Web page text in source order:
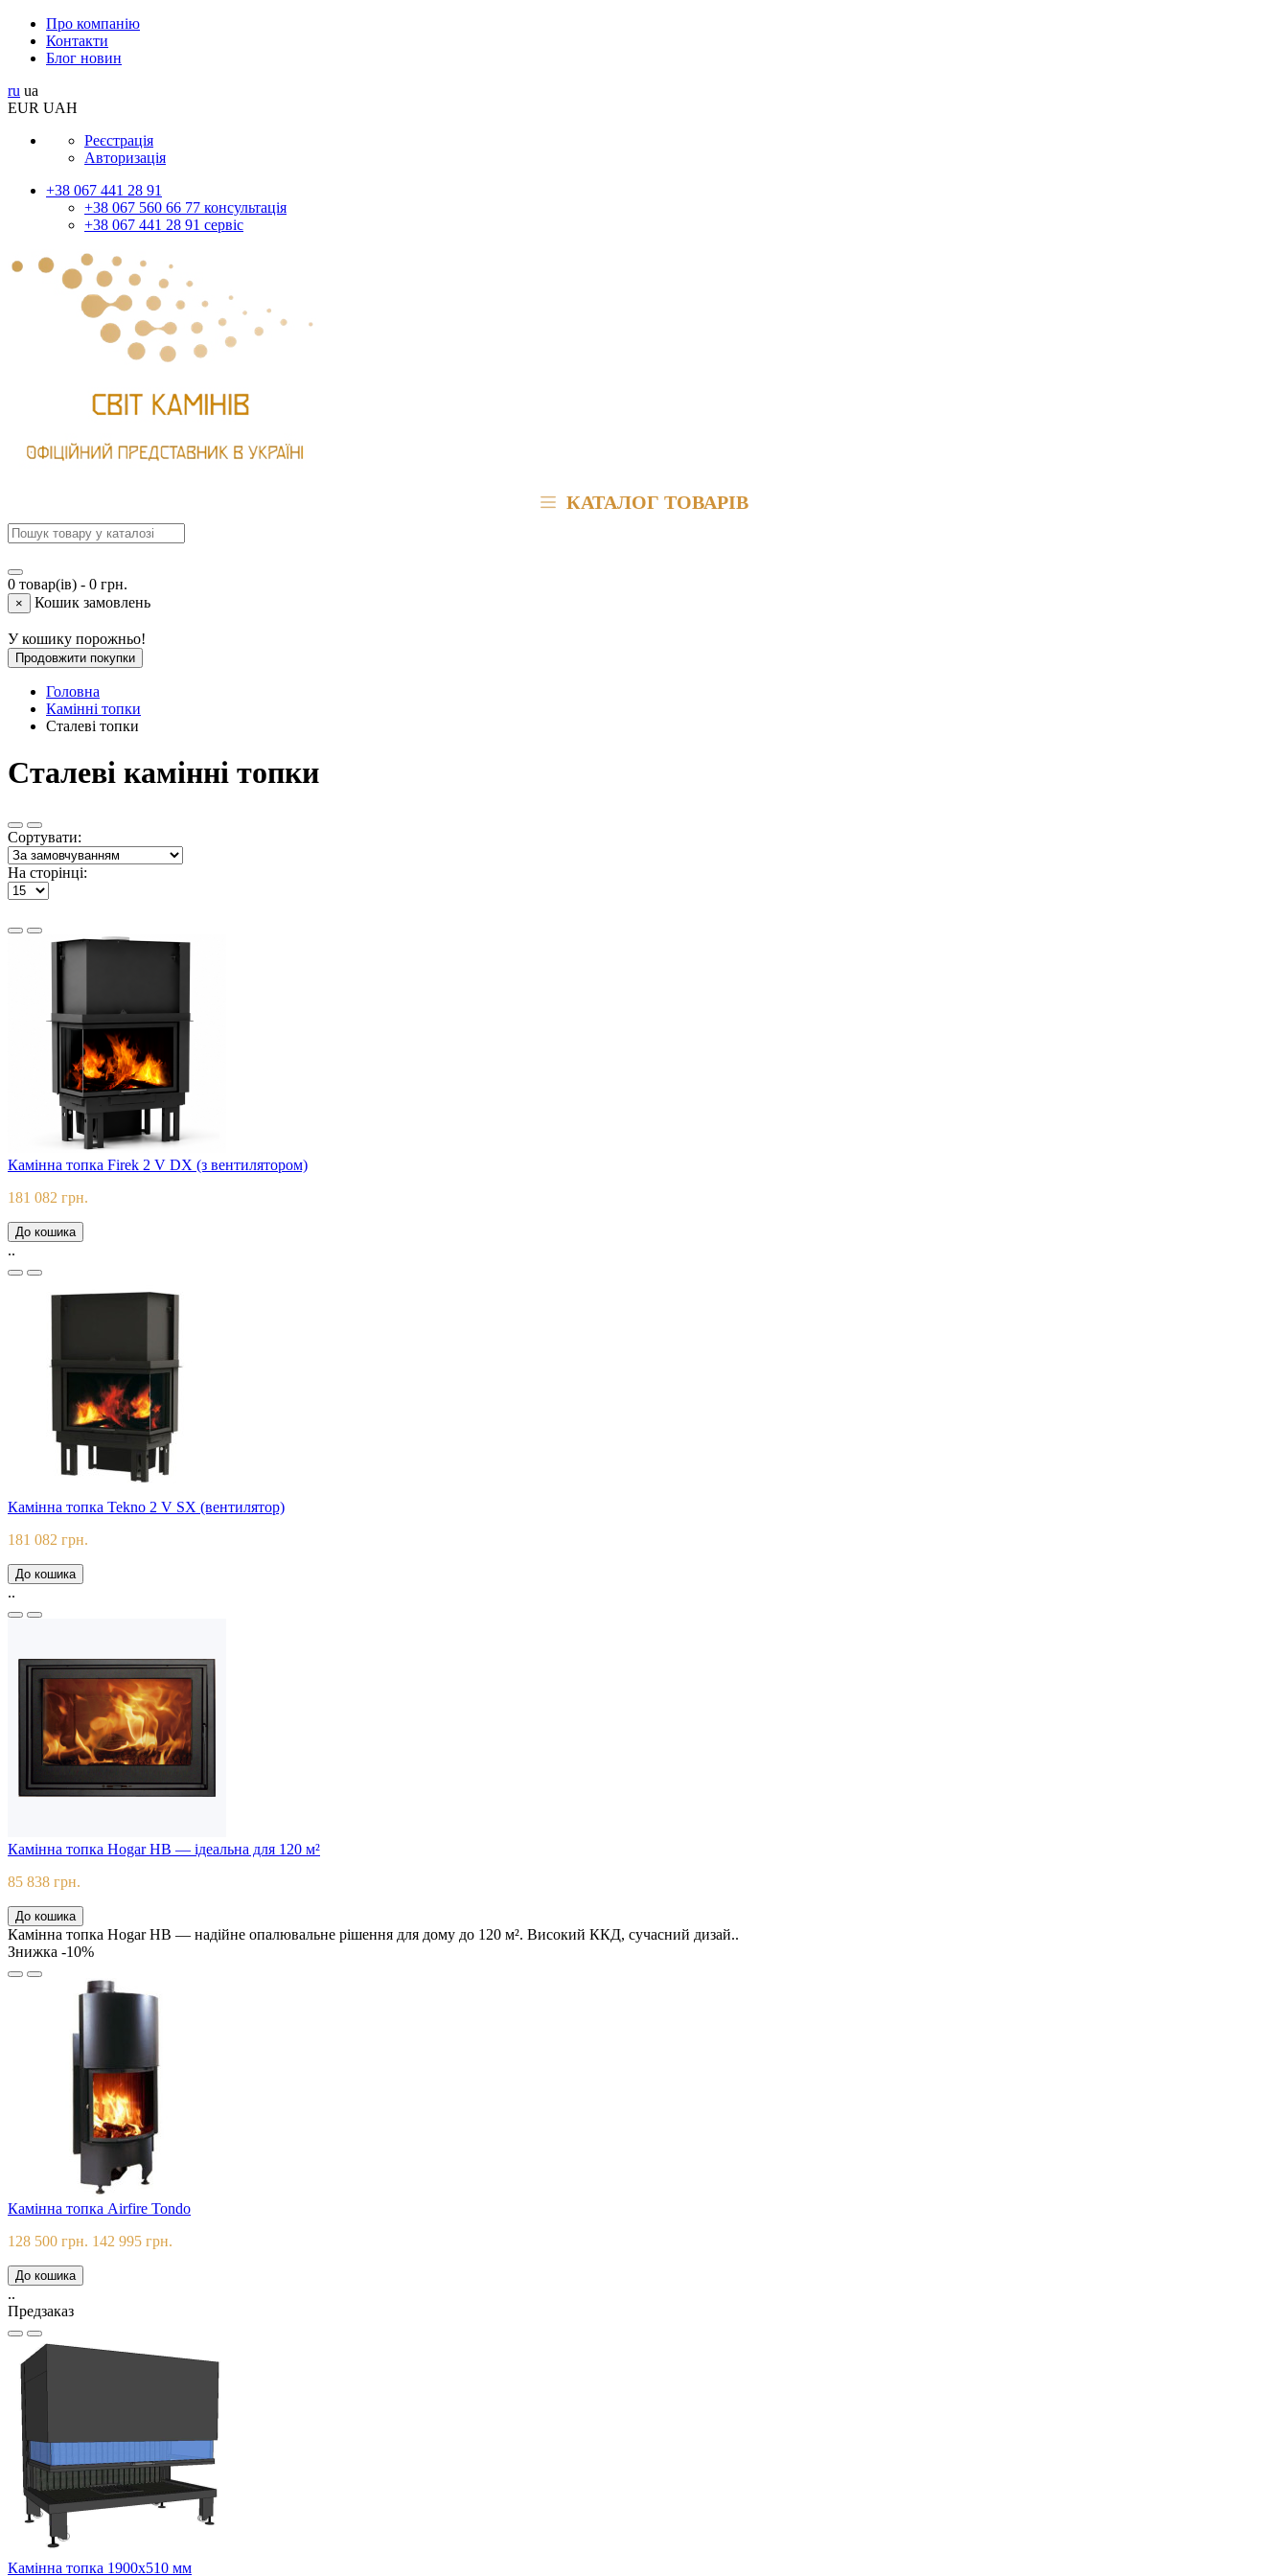
Про компанію
Контакти
Блог новин
ru ua
EUR UAH
Реєстрація
Авторизація
+38 067 441 28 91
+38 067 560 66 77 консультація
+38 067 441 28 91 сервіс
КАТАЛОГ ТОВАРІВ
0 товар(ів) - 0 грн.
× Кошик замовлень
У кошику порожньо!
Продовжити покупки
Головна
Камінні топки
Сталеві топки
Сталеві камінні топки
Сортувати:
На сторінці:
Камінна топка Firek 2 V DX (з вентилятором)
181 082 грн.
До кошика
..
Камінна топка Tekno 2 V SX (вентилятор)
181 082 грн.
До кошика
..
Камінна топка Hogar HB — ідеальна для 120 м²
85 838 грн.
До кошика
Камінна топка Hogar HB — надійне опалювальне рішення для дому до 120 м². Високий ККД, сучасний дизай..
Знижка -10%
Камінна топка Airfire Tondo
128 500 грн. 142 995 грн.
До кошика
..
Предзаказ
Камінна топка 1900х510 мм